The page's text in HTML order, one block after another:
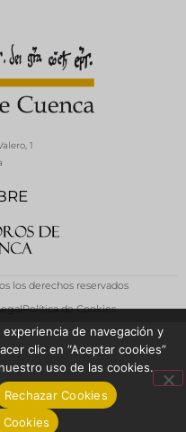
1
los derechos reservados
Política de Cookies
de navegación y
clic en “Aceptar cookies”
uso de las cookies.
Rechazar Cookies